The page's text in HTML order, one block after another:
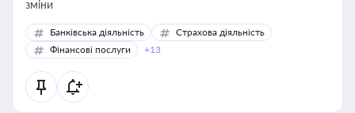
зміни
Банківська діяльність
Страхова діяльність
Фінансові послуги
+13